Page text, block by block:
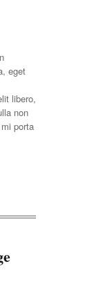
eget
libero,
non
porta